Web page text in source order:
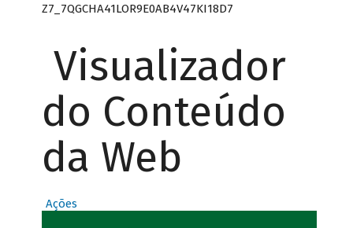
Z7_7QGCHA41LOR9E0AB4V47KI18D7
Visualizador
do Conteúdo
da Web
Ações